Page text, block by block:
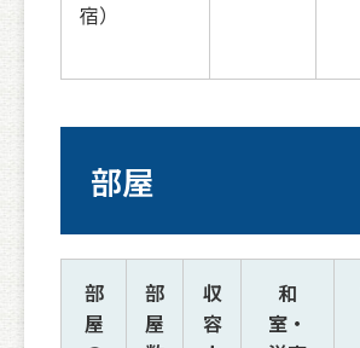
宿）
部屋
部
屋
部
屋
収
容
和
室・